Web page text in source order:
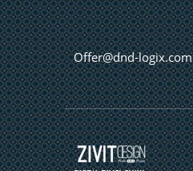
Offer@dnd-logix.com